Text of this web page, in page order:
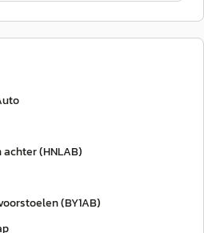
(HNLAB)
(BY1AB)